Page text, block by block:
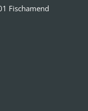
Fischamend